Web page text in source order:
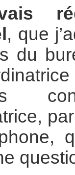
, que
du